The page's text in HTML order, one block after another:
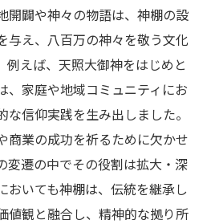
開闢や神々の物語は、神棚の設
与え、八百万の神々を敬う文化
例えば、天照大御神をはじめと
、家庭や地域コミュニティにお
信仰実践を生み出しました。
商業の成功を祈るために欠かせ
変遷の中でその役割は拡大・深
おいても神棚は、伝統を継承し
値観と融合し、精神的な拠り所